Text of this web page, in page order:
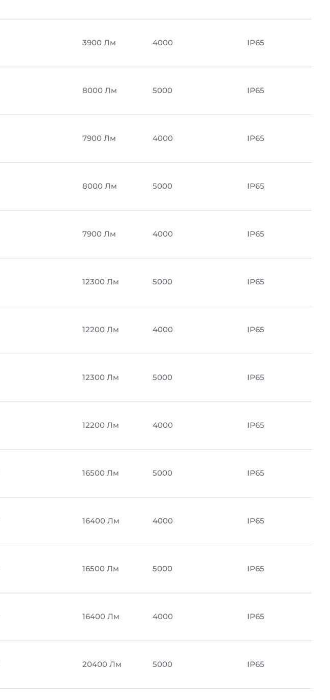
3900 Лм 4000 IP65
8000 Лм 5000 IP65
7900 Лм 4000 IP65
8000 Лм 5000 IP65
7900 Лм 4000 IP65
12300 Лм 5000 IP65
12200 Лм 4000 IP65
12300 Лм 5000 IP65
12200 Лм 4000 IP65
16500 Лм 5000 IP65
16400 Лм 4000 IP65
16500 Лм 5000 IP65
16400 Лм 4000 IP65
20400 Лм 5000 IP65